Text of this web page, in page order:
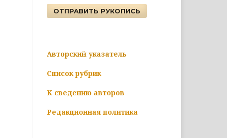
ОТПРАВИТЬ РУКОПИСЬ
Авторский указатель
Список рубрик
К сведению авторов
Редакционная политика